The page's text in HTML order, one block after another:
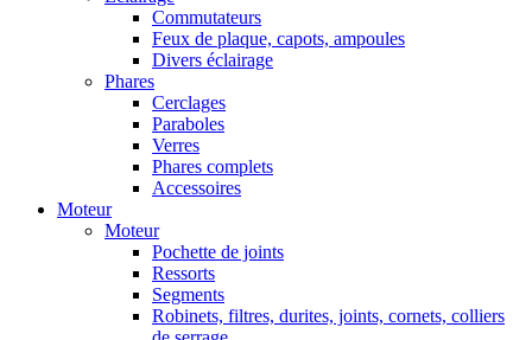
Commutateurs
Feux de plaque, capots, ampoules
Divers éclairage
Phares
Cerclages
Paraboles
Verres
Phares complets
Accessoires
Moteur
Moteur
Pochette de joints
Ressorts
Segments
Robinets, filtres, durites, joints, cornets, colliers